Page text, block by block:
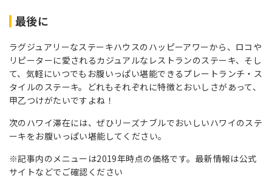
最後に
ラグジュアリーなステーキハウスのハッピーアワーから、ロコや
リピーターに愛されるカジュアルなレストランのステーキ、そし
て、気軽にいつでもお腹いっぱい堪能できるプレートランチ・ス
タイルのステーキ。どれもそれぞれに特徴とおいしさがあって、
甲乙つけがたいですよね！
次のハワイ滞在には、ぜひリーズナブルでおいしいハワイのステ
ーキをお腹いっぱい堪能してください。
※記事内のメニューは2019年時点の価格です。最新情報は公式
サイトなどでご確認ください